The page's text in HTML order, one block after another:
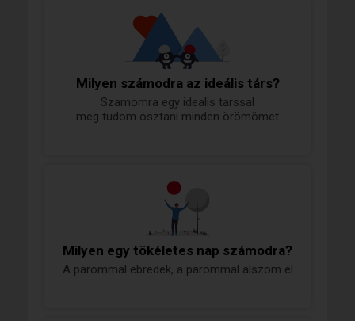
Milyen számodra az ideális társ?
Szamomra egy idealis tarssal
meg tudom osztani minden örömömet
Milyen egy tökéletes nap számodra?
A parommal ebredek, a parommal alszom el